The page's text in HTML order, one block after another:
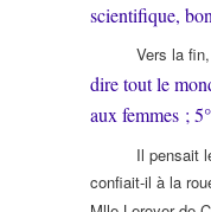
scientifique,
Vers la
dire tout le
aux femmes ;
Il pensait
confiait-il à la